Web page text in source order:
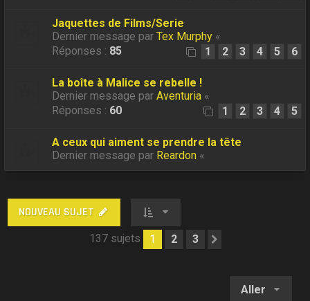
Jaquettes de Films/Serie
Dernier message parTex Murphy «
Réponses : 85 1 2 3 4 5 6
La boîte à Malice se rebelle !
Dernier message parAventuria «
Réponses : 60 1 2 3 4 5
A ceux qui aiment se prendre la tête
Dernier message par Reardon «
NOUVEAU SUJET
137 sujets 1 2 3
Aller